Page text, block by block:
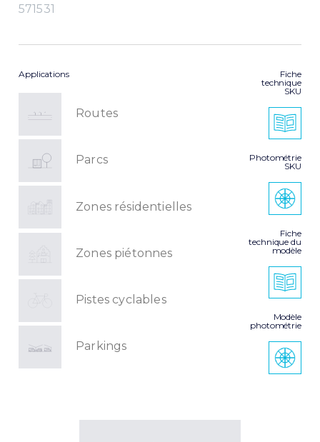
571531
Applications
Routes
Parcs
Zones résidentielles
Zones piétonnes
Pistes cyclables
Parkings
Fiche
technique
SKU
Photométrie
SKU
Fiche
technique du
modèle
Modèle
photométrie